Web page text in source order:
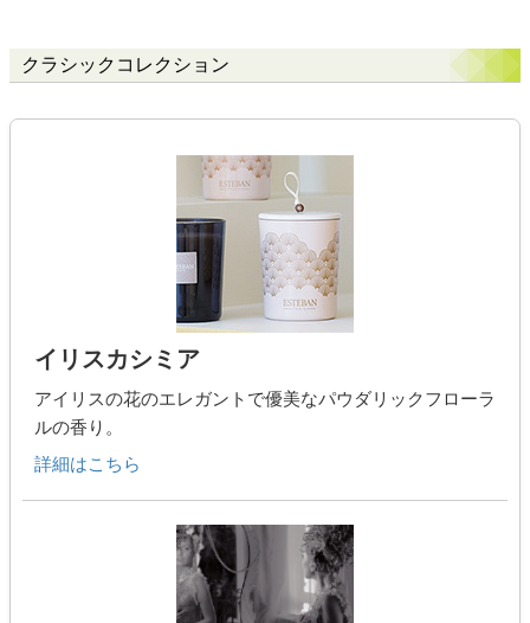
クラシックコレクション
イリスカシミア
アイリスの花のエレガントで優美なパウダリックフローラ
ルの香り。
詳細はこちら